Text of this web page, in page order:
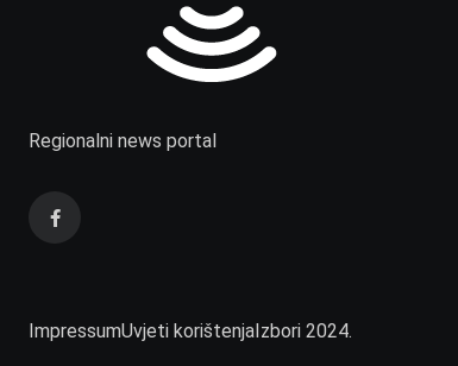
Regionalni news portal
ImpressumUvjeti korištenja Izbori 2024.